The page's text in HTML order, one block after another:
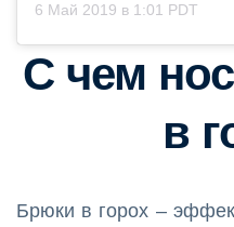
6 Май 2019 в 1:01 PDT
С чем
в
Брюки в горох –